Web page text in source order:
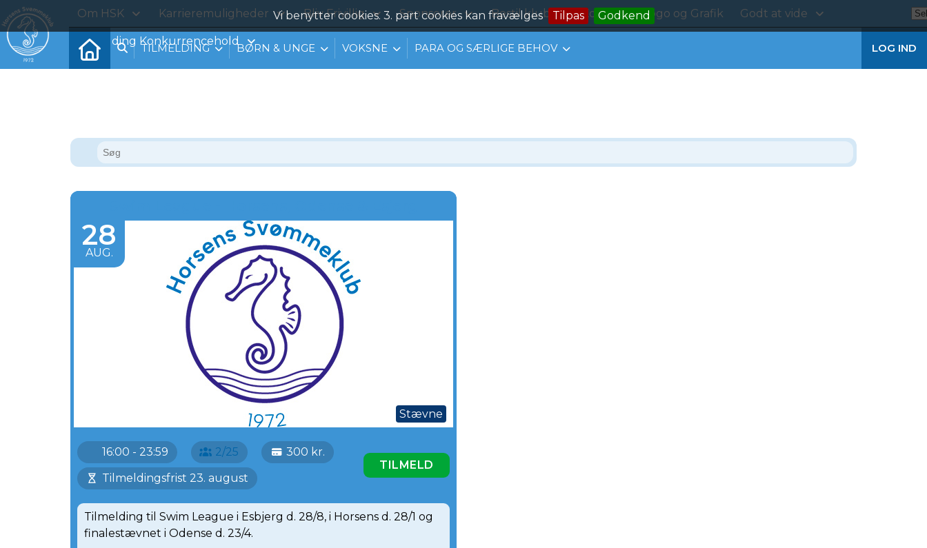
Vi benytter cookies. 3. part cookies kan fravælges Tilpas Godkend
TILMELDING BØRN & UNGE VOKSNE PARA OG SÆRLIGE BEHOV LOG IND
Om HSK Karrieremuligheder Bliv Frivillig Sponsorer Bestil klubtøj Kontakt Logo og Grafik Godt at vide
Tilmelding Konkurrencehold
28
AUG.
Stævne
16:00 - 23:59 2/25
300 kr.
Tilmeldingsfrist 23. august
TILMELD
Tilmelding til Swim League i Esbjerg d. 28/8, i Horsens d. 28/1 og
finalestævnet i Odense d. 23/4.